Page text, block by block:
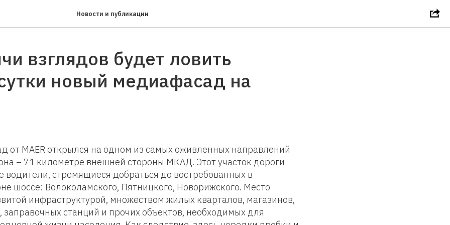
Новости и публикации
взглядов будет ловить
новый медиафасад на
от MAER открылся на одном из самых оживленных направлений
– 71 километре внешней стороны МКАД. Этот участок дороги
водители, стремящиеся добраться до востребованных в
шоссе: Волоколамского, Пятницкого, Новорижского. Место
инфраструктурой, множеством жилых кварталов, магазинов,
заправочных станций и прочих объектов, необходимых для